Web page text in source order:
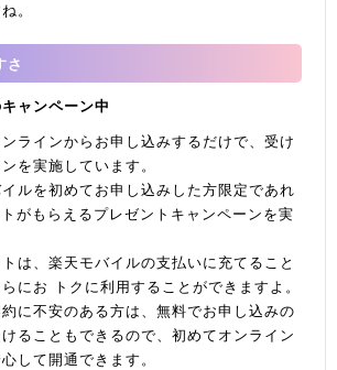
。
さ
ャンペーン中
ラインからお申し込みするだけで、受け
を実施しています。
ルを初めてお申し込みした方限定であれ
がもらえるプレゼントキャンペーンを実
は、楽天モバイルの支払いに充てること
にお トクに利用することができますよ。
に不安のある方は、無料でお申し込みの
ることもできるので、初めてオンライン
して開通できます。